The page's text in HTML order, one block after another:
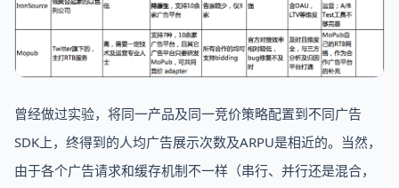
曾经做过实验，将同一产品及同一竞价策略配置到不同广告
SDK上，终得到的人均广告展示次数及ARPU是相近的。当然，
由于各个广告请求和缓存机制不一样（串行、并行还是混合，